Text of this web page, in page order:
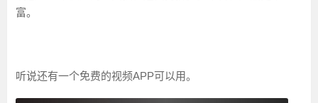
富。
听说还有一个免费的视频APP可以用。